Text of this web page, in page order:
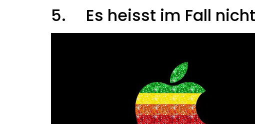
5. Es heisst im Fall